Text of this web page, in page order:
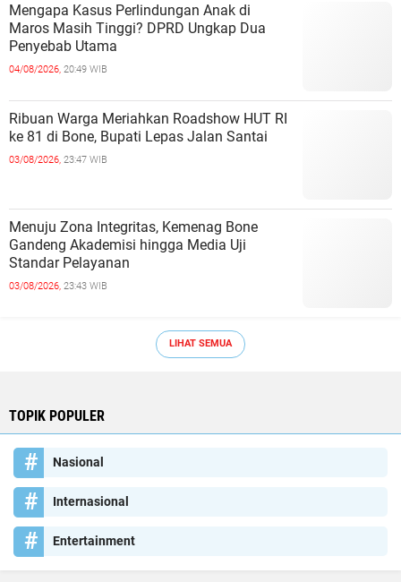
Mengapa Kasus Perlindungan Anak di
Maros Masih Tinggi? DPRD Ungkap Dua
Penyebab Utama
04/08/2026, 20:49 WIB
Ribuan Warga Meriahkan Roadshow HUT RI
ke 81 di Bone, Bupati Lepas Jalan Santai
03/08/2026, 23:47 WIB
Menuju Zona Integritas, Kemenag Bone
Gandeng Akademisi hingga Media Uji
Standar Pelayanan
03/08/2026, 23:43 WIB
LIHAT SEMUA
TOPIK POPULER
Nasional
Internasional
Entertainment